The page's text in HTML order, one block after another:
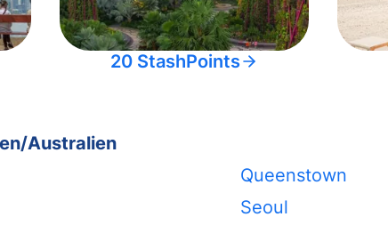
20 StashPoints
Australien
Queenstown
Seoul